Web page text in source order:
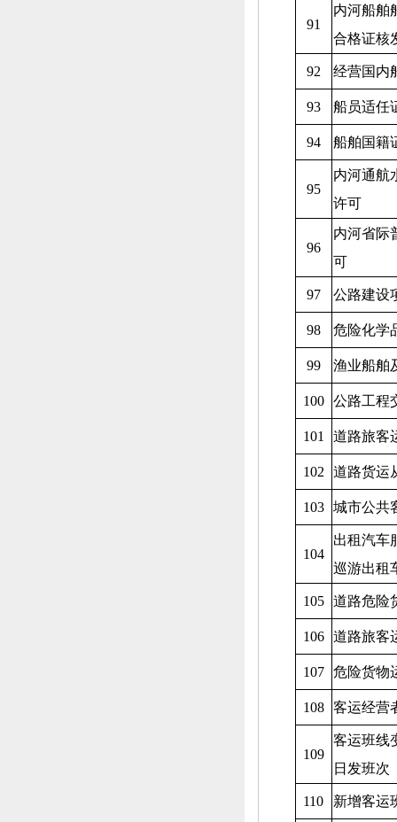
91
内河船舶
合格证核
92 经营国内
93 船员适任
94 船舶国籍
95
内河通航
许可
96
内河省际
可
97 公路建设
98 危险化学
99 渔业船舶
100 公路工程
101 道路旅客
102 道路货运
103 城市公共
104
出租汽车
巡游出租
105 道路危险
106 道路旅客
107 危险货物
108 客运经营
109
客运班线
日发班次
110 新增客运